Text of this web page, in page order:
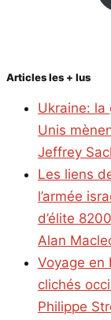
Articles les + lus
Ukraine: la
Unis
Jeffrey
Les liens
l’armée
d’élite 8200
Alan
Voyage en
clichés
Philippe